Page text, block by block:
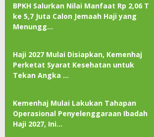
BPKH Salurkan Nilai Manfaat Rp 2,06 T
ke 5,7 Juta Calon Jemaah Haji yang
Menungg…
Haji 2027 Mulai Disiapkan, Kemenhaj
Perketat Syarat Kesehatan untuk
Tekan Angka …
Kemenhaj Mulai Lakukan Tahapan
Operasional Penyelenggaraan Ibadah
Haji 2027, Ini…